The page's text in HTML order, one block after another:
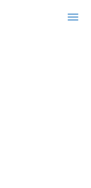
Toggle